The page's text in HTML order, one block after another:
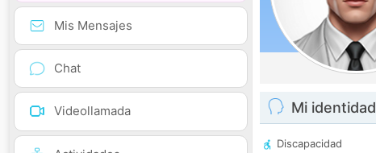
Mis Mensajes
Chat
Videollamada Mi identidad
Discapacidad